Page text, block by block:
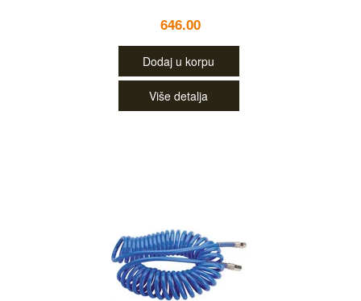
646.00
Dodaj u korpu
Više detalja